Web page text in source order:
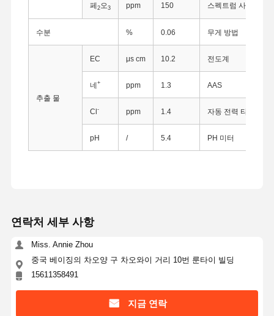
페2오 3 ppm 150 스펙트럼 사진 측정
수분 % 0.06 무게 방법
추출 물
EC μs cm 10.2 전도계
네+ ppm 1.3 AAS
Cl- ppm 1.4 자동 전력 타이터
pH / 5.4 PH 미터
연락처 세부 사항
Miss. Annie Zhou
중국 베이징의 차오양 구 차오와이 거리 10번 룬타이 빌딩
15611358491
지금 연락